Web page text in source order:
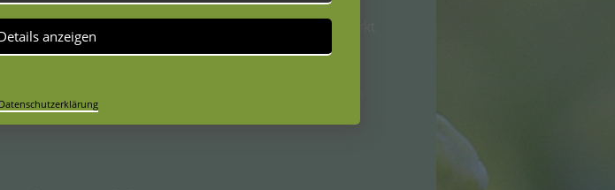
Jahr 1978 angebaut. Trotz ihres Alters wird LISA
Auflagen im konventionellen Ackerbau verstärkt
Frischmarkterbse selektiert und wird seit 1979
betrieben ein Begriff, sondern auch im privaten
beliebt.
anzeigen
Datenschutzerklärung